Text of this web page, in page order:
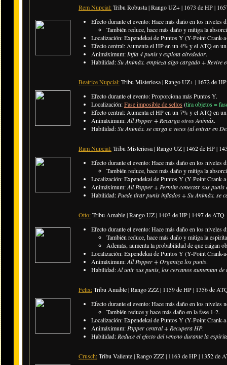
Rem Nupcial:Tribu Robusta | Rango UZ+ | 1673 de HP |
Efecto durante el evento: Hace más daño en los niveles
También reduce, hace más daño y mitiga la
Localización: Expendekai de Puntos Y (Y-Point Crank-
Efecto central: Aumenta el HP en un 4% y el ATQ en
Animáximum: Infla 4 punis y explota alrededor.
Habilidad:Su Animáx. empieza algo cargado + Revive
Beatrice Nupcial:Tribu Misteriosa| Rango UZ+ | 1672 de
Efecto durante el evento: Proporciona más Puntos Y.
Localización:Fase imposible de sellos(tira objetos =
Efecto central: Aumenta el HP en un 7% y el ATQ en
Animáximum:All Popper + Recarga otros Animáx.
Habilidad:Su Animáx. se carga a veces (al entrar en
Ram Nupcial:Tribu Misteriosa | Rango UZ | 1462 de HP |
Efecto durante el evento: Hace más daño en los niveles
También reduce, hace más daño y mitiga la
Localización: Expendekai de Puntos Y (Y-Point Crank-
Animáximum:All Popper + Permite conectar sus
Habilidad: Puede tirar punis inflados + Su Animáx. se
Otto:Tribu Amable | Rango UZ | 1403 de HP | 1497 de ATQ
Efecto durante el evento: Hace más daño en los niveles
También reduce, hace más daño y mitiga la
Además, aumenta la probabilidad de que caigan
Localización: Expendekai de Puntos Y (Y-Point Crank-
Animáximum:All Popper + Organiza los punis.
Habilidad:Al unir sus punis, los cercanos aumentan
Felix:Tribu Amable | Rango ZZZ | 1159 de HP | 1356 de
Efecto durante el evento: Hace más daño en los niveles
También reduce y hace más daño en la fase 1-2.
Localización: Expendekai de Puntos Y (Y-Point Crank-
Animáximum: Popper central + Recupera HP.
Habilidad: Reduce el efecto del veneno durante la
Crusch:Tribu Valiente | Rango ZZZ | 1163 de HP | 1352 de